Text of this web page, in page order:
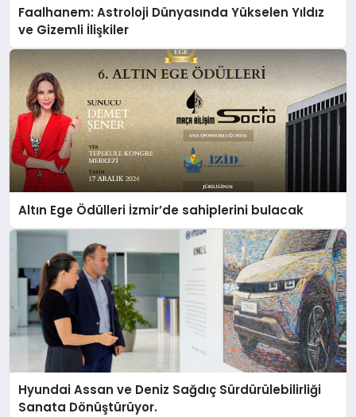
Faalhanem: Astroloji Dünyasında Yükselen Yıldız
ve Gizemli İlişkiler
Altın Ege Ödülleri İzmir’de sahiplerini bulacak
Hyundai Assan ve Deniz Sağdıç Sürdürülebilirliği
Sanata Dönüştürüyor.